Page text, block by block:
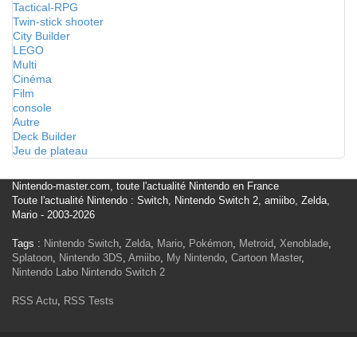
Tactical-RPG
Twin-stick shooter
City Builder
LEGO
Multi
Cinéma
Film
console
Autre
Deck Builder
Jeu de plateau
Nintendo-master.com, toute l'actualité Nintendo en France
Toute l'actualité Nintendo : Switch, Nintendo Switch 2, amiibo, Zelda,
Mario - 2003-2026
Tags : Nintendo Switch, Zelda, Mario, Pokémon, Metroid, Xenoblade,
Splatoon, Nintendo 3DS, Amiibo, My Nintendo, Cartoon Master,
Nintendo Labo Nintendo Switch 2
RSS Actu, RSS Tests